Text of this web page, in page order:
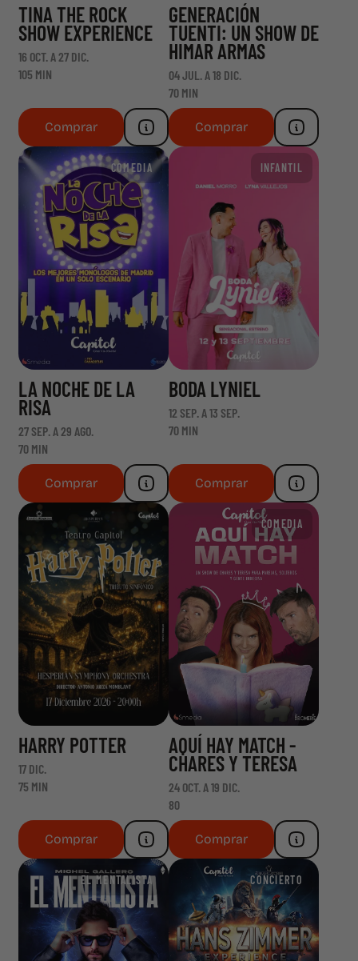
TINA THE ROCK
SHOW EXPERIENCE
16 OCT. A 27 DIC.
105 MIN
Comprar
GENERACIÓN
TUENTI: UN SHOW DE
HIMAR ARMAS
04 JUL. A 18 DIC.
70 MIN
Comprar
COMEDIA
LA NOCHE DE LA
RISA
27 SEP. A 29 AGO.
70 MIN
Comprar
INFANTIL
BODA LYNIEL
12 SEP. A 13 SEP.
70 MIN
Comprar
HARRY POTTER
17 DIC.
75 MIN
Comprar
COMEDIA
AQUÍ HAY MATCH -
CHARES Y TERESA
24 OCT. A 19 DIC.
80
Comprar
EL MENTALISTA CONCIERTO